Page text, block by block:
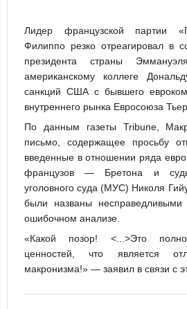
Лидер французской партии
Филиппо резко отреагировал в
президента страны
американскому коллеге
санкций США с бывшего
внутреннего рынка Евросоюза
По данным газеты Tribune,
письмо, содержащее просьбу
введенные в отношении ряда
французов — Бретона и
уголовного суда (МУС) Николя
были названы
ошибочном анализе.
«Какой позор! <...>Это
ценностей, что является
макронизма!» — заявил в связи с